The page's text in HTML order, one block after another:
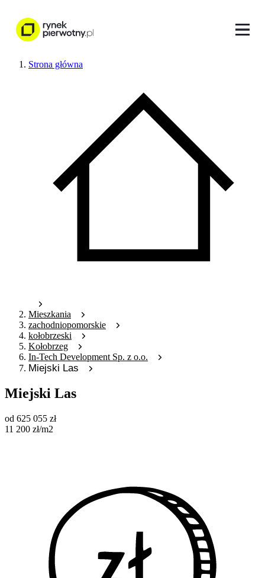
Strona główna
Mieszkania
zachodniopomorskie
kołobrzeski
Kołobrzeg
In-Tech Development Sp. z o.o.
Miejski Las
Miejski Las
od 625 055 zł
11 200 zł/m2